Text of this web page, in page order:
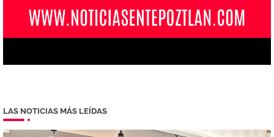
LAS NOTICIAS MÁS LEÍDAS